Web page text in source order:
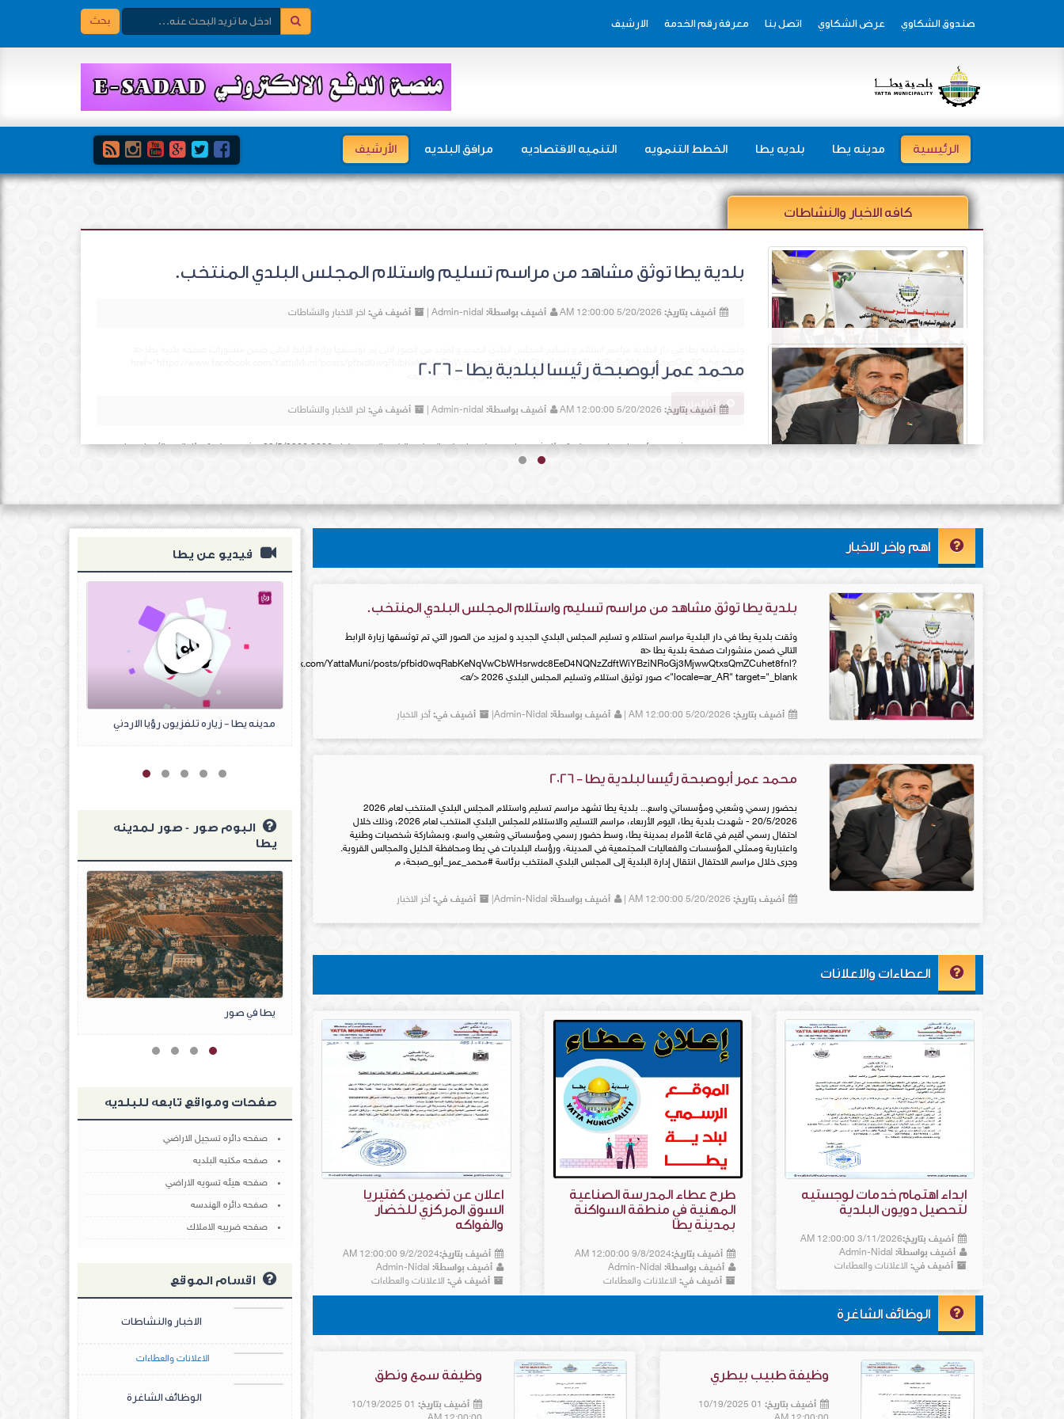
بحث صندوق الشكاوي عرض الشكاوي اتصل بنا معرفة رقم الخدمة الارشيف
الرئيسية مدينه يطا بلديه يطا الخطط التنمويه التنميه الاقتصاديه مرافق البلديه الأرشيف
كافه الاخبار والنشاطات
بلدية يطا توثق مشاهد من مراسم تسليم واستلام المجلس البلدي المنتخب.
أضيف بتاريخ: أضيف بواسطة: أضيف في: اخر الاخبار والنشاطات
href="https://www.facebook.com/YattaMuni/posts/pfbid0wqRabKeNqVwCbWHsrwdc8EeD4NQNzZdftWiYBziNRoGj3MjwwQtxsQmZCuhet8fnl?
locale=ar_AR" target="_blank"> صور توثيق استلام وتسليم المجلس البلدي 2026 </a>
اقرأ المزيد
اهم واخر الاخبار
بلدية يطا توثق مشاهد من مراسم تسليم واستلام المجلس البلدي المنتخب.
وثقت بلدية يطا في دار البلدية مراسم استلام و تسليم المجلس البلدي الجديد و لمزيد من الصور التي تم توثسقها زيارة الرابط
التالي ضمن منشورات صفحة بلدية يطا <a
href="https://www.facebook.com/YattaMuni/posts/pfbid0wqRabKeNqVwCbWHsrwdc8EeD4NQNzZdftWiYBziNRoGj3MjwwQtxsQmZCuhet8fnl?
locale=ar_AR" target="_blank"> صور توثيق استلام وتسليم المجلس البلدي 2026 </a>
أضيف بتاريخ:5/20/2026 12:00:00 AM | أضيف بواسطة:Admin-Nidal| أضيف في:أخر الاخبار
محمد عمر أبوصبحة رئيسا لبلدية يطا - 2026
بحضور رسمي وشعبي ومؤسساتي واسع... بلدية يطا تشهد مراسم تسليم واستلام المجلس البلدي المنتخب لعام 2026
20/5/2026 - شهدت بلدية يطا، اليوم الأربعاء، مراسم التسليم والاستلام للمجلس البلدي المنتخب لعام 2026، وذلك خلال
احتفال رسمي أقيم في قاعة الأمراء بمدينة يطا، وسط حضور رسمي ومؤسساتي وشعبي واسع، وبمشاركة شخصيات وطنية
واعتبارية وممثلي المؤسسات والفعاليات المجتمعية في المدينة، ورؤساء البلديات في يطا ومحافظة الخليل والمجالس القروية.
وجرى خلال مراسم الاحتفال انتقال إدارة البلدية إلى المجلس البلدي المنتخب برئاسة #محمد_عمر_أبو_صبحة، م
أضيف بتاريخ:5/20/2026 12:00:00 AM | أضيف بواسطة:Admin-Nidal| أضيف في:أخر الاخبار
العطاءات والاعلانات
ابداء اهتمام خدمات لوجستيه
لتحصيل دويون البلدية
أضيف بتاريخ:3/11/2026 12:00:00 AM
أضيف بواسطة:
أضيف في: الاعلانات والعطاءات
طرح عطاء المدرسة الصناعية
المهنية في منطقة السواكنة
بمدينة يطا
أضيف بتاريخ:9/8/2024 12:00:00 AM
أضيف بواسطة:
أضيف في: الاعلانات والعطاءات
اعلان عن تضمين كفتيريا
السوق المركزي للخضار
والفواكه
أضيف بتاريخ:9/2/2024 12:00:00 AM
أضيف بواسطة:Admin-Nidal
أضيف في:الاعلانات والعطاءات
الوظائف الشاغرة
وظيفة طبيب بيطري
أضيف بتاريخ:
01 10/19/2025
وظيفة سمع ونطق
أضيف بتاريخ:
01 10/19/2025
فيديو عن يطا
مشروع الحيله وخزان خله سليم -
فيديو عن مدينه يطا - اعداد قسم
مدينه يطا - حروف الوطن الموسم الثاني مدينه يطا - زياره تلفزيون رؤيا الاردني
البوم صور - صور لمدينه
يطا
يطا في صور يطا في صور يطا في صور
صفحات ومواقع تابعه للبلديه
صفحه دائره تسجيل الاراضي
صفحه مكتبه البلديه
صفحه هيئه تسويه الاراضي
صفحه دائره الهندسه
صفحه ضريبه الاملاك
اقسام الموقع
الاخبار والنشاطات
الاعلانات والعطاءات
الوظائف الشاغرة